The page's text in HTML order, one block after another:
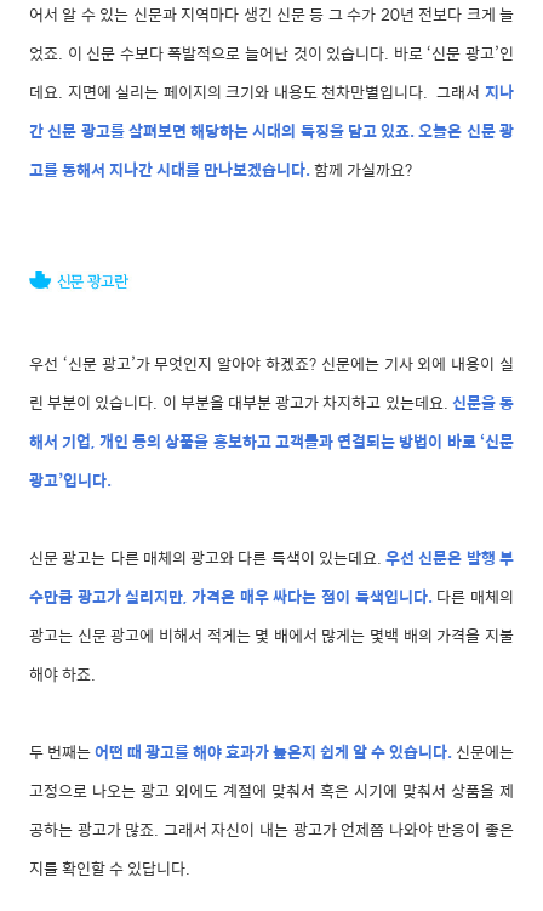
어서 알 수 있는 신문과 지역마다 생긴 신문 등 그 수가 20년 전보다 크게 늘
었죠. 이 신문 수보다 폭발적으로 늘어난 것이 있습니다. 바로 ‘신문 광고’인
데요. 지면에 실리는 페이지의 크기와 내용도 천차만별입니다. 그래서 지나
간 신문 광고를 살펴보면 해당하는 시대의 특징을 담고 있죠. 오늘은 신문 광
고를 통해서 지나간 시대를 만나보겠습니다.함께 가실까요?
우선 ‘신문 광고’가 무엇인지 알아야 하겠죠? 신문에는 기사 외에 내용이 실
린 부분이 있습니다. 이 부분을 대부분 광고가 차지하고 있는데요.신문을 통
해서 기업, 개인 등의 상품을 홍보하고 고객들과 연결되는 방법이 바로 ‘신문
광고’입니다.
신문 광고는 다른 매체의 광고와 다른 특색이 있는데요.우선 신문은 발행 부
수만큼 광고가 실리지만, 가격은 매우 싸다는 점이 특색입니다.다른 매체의
광고는 신문 광고에 비해서 적게는 몇 배에서 많게는 몇백 배의 가격을 지불
해야 하죠.
두 번째는어떤 때 광고를 해야 효과가 높은지 쉽게 알 수 있습니다.신문에는
고정으로 나오는 광고 외에도 계절에 맞춰서 혹은 시기에 맞춰서 상품을 제
공하는 광고가 많죠. 그래서 자신이 내는 광고가 언제쯤 나와야 반응이 좋은
지를 확인할 수 있답니다.